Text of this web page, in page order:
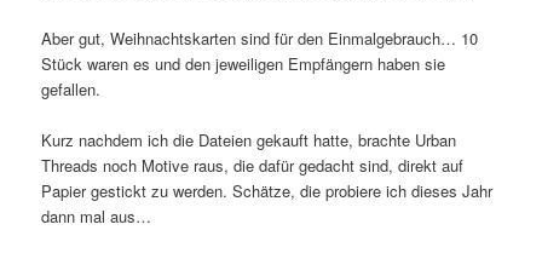
Aber gut, Weihnachtskarten sind für den Einmalgebrauch… 10
Stück waren es und den jeweiligen Empfängern haben sie
gefallen.
Kurz nachdem ich die Dateien gekauft hatte, brachte Urban
Threads noch Motive raus, die dafür gedacht sind, direkt auf
Papier gestickt zu werden. Schätze, die probiere ich dieses Jahr
dann mal aus…